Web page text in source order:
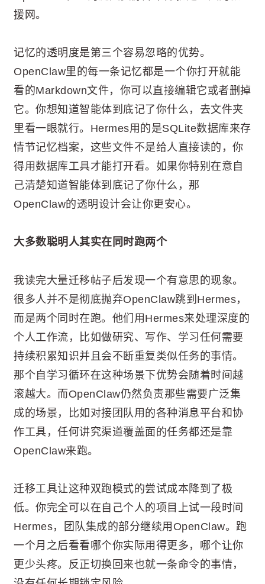
援网。
记忆的透明度是第三个容易忽略的优势。
OpenClaw里的每一条记忆都是一个你打开就能
看的Markdown文件，你可以直接编辑它或者删掉
它。你想知道智能体到底记了你什么，去文件夹
里看一眼就行。Hermes用的是SQLite数据库来存
情节记忆档案，这些文件不是给人直接读的，你
得用数据库工具才能打开看。如果你特别在意自
己清楚知道智能体到底记了你什么，那
OpenClaw的透明设计会让你更安心。
大多数聪明人其实在同时跑两个
我读完大量迁移帖子后发现一个有意思的现象。
很多人并不是彻底抛弃OpenClaw跳到Hermes，
而是两个同时在跑。他们用Hermes来处理深度的
个人工作流，比如做研究、写作、学习任何需要
持续积累知识并且会不断重复类似任务的事情。
那个自学习循环在这种场景下优势会随着时间越
滚越大。而OpenClaw仍然负责那些需要广泛集
成的场景，比如对接团队用的各种消息平台和协
作工具，任何讲究渠道覆盖面的任务都还是靠
OpenClaw来跑。
迁移工具让这种双跑模式的尝试成本降到了极
低。你完全可以在自己个人的项目上试一段时间
Hermes，团队集成的部分继续用OpenClaw。跑
一个月之后看看哪个你实际用得更多，哪个让你
更少头疼。反正切换回来也就一条命令的事情，